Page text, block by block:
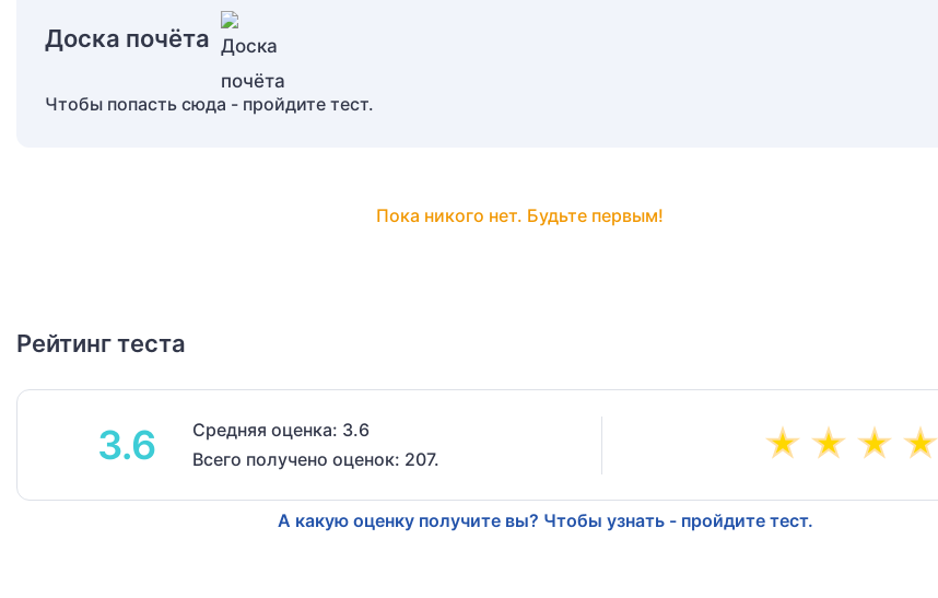
Доска почёта
Чтобы попасть сюда - пройдите тест.
Пока никого нет. Будьте первым!
Рейтинг теста
3.6
Средняя оценка: 3.6
Всего получено оценок: 207.
А какую оценку получите вы? Чтобы узнать - пройдите тест.